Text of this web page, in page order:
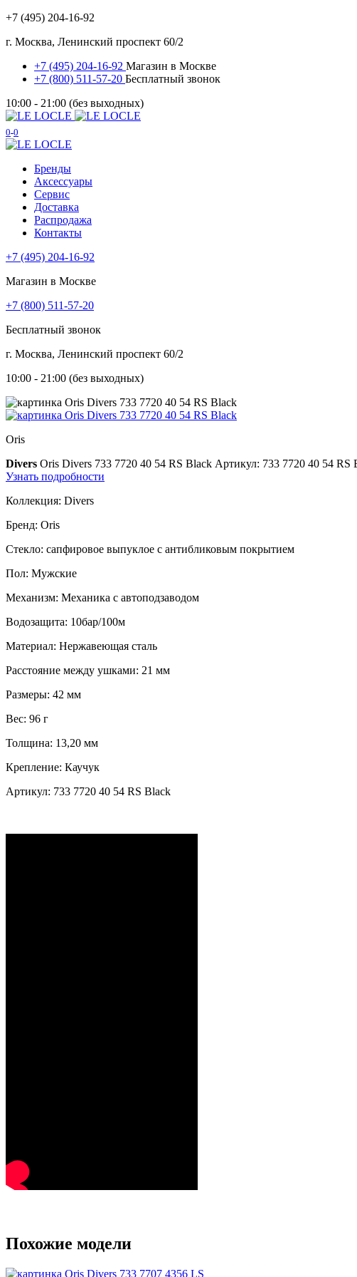
+7 (495) 204-16-92
г. Москва, Ленинский проспект 60/2
+7 (495) 204-16-92 Магазин в Москве
+7 (800) 511-57-20 Бесплатный звонок
10:00 - 21:00 (без выходных)
0 0
Бренды
Аксессуары
Сервис
Доставка
Распродажа
Контакты
+7 (495) 204-16-92
Магазин в Москве
+7 (800) 511-57-20
Бесплатный звонок
г. Москва, Ленинский проспект 60/2
10:00 - 21:00 (без выходных)
Oris
Divers Oris Divers 733 7720 40 54 RS Black Артикул: 733 7720 40 54 RS
Узнать подробности
Коллекция: Divers
Бренд: Oris
Стекло: сапфировое выпуклое с антибликовым покрытием
Пол: Мужские
Механизм: Механика с автоподзаводом
Водозащита: 10бар/100м
Материал: Нержавеющая сталь
Расстояние между ушками: 21 мм
Размеры: 42 мм
Вес: 96 г
Толщина: 13,20 мм
Крепление: Каучук
Артикул: 733 7720 40 54 RS Black
Похожие модели